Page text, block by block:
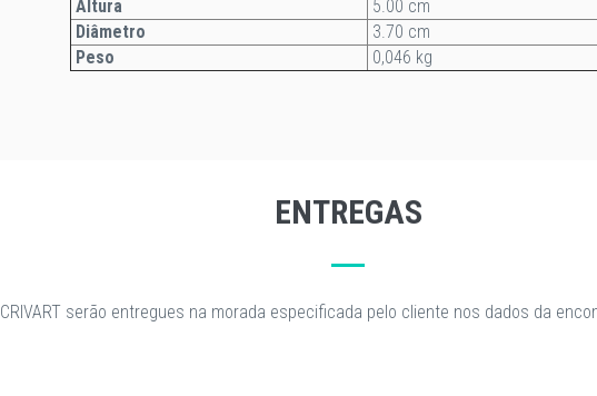
Altura
5.00 cm
Diâmetro
3.70 cm
Peso
0,046 kg
ENTREGAS
serão entregues na morada especificada pelo cliente nos dados da